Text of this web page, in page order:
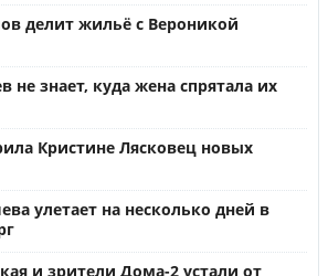
делит жильё с Вероникой
не знает, куда жена спрятала их
Кристине Лясковец новых
улетает на несколько дней в
и зрители Дома-2 устали от